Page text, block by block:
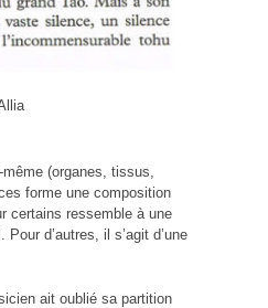
(organes, tissus,
forme une composition
certains ressemble à une
d’autres, il s’agit d’une
ait oublié sa partition